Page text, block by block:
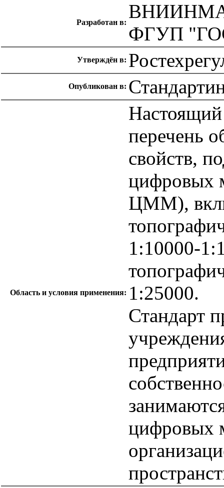
Разработан в:
ФГУП
Утверждён в:
Опубликован в:
Область и условия применения:
Настоящий
перечень
свойств,
цифровых
ЦММ),
1:10000-
1:25000.
Стандарт
цифровых